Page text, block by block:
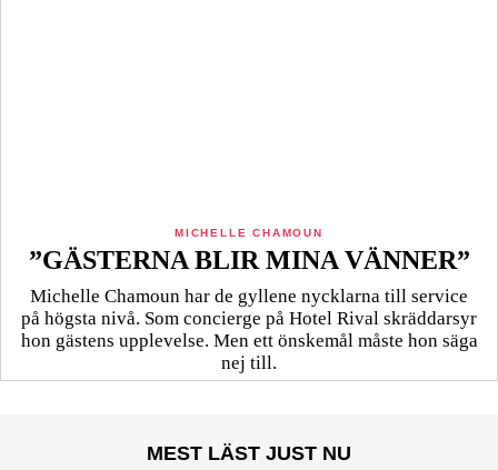
MICHELLE CHAMOUN
”GÄSTERNA BLIR MINA VÄNNER”
Michelle Chamoun har de gyllene nycklarna till service
på högsta nivå. Som concierge på Hotel Rival skräddarsyr
hon gästens upp­levelse. Men ett önskemål måste hon säga
nej till.
MEST LÄST JUST NU